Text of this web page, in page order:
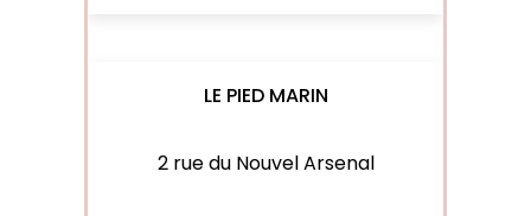
LE PIED MARIN
2 rue du Nouvel Arsenal